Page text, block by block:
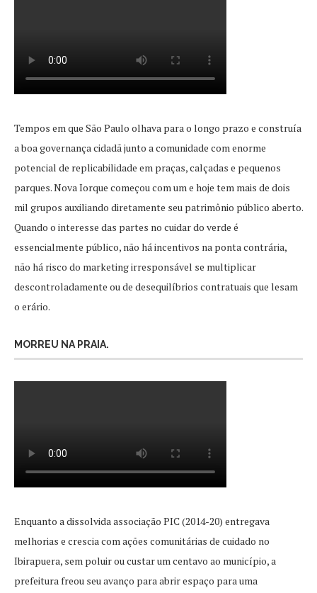
Tempos em que São Paulo olhava para o longo prazo e construía
a boa governança cidadã junto a comunidade com enorme
potencial de replicabilidade em praças, calçadas e pequenos
parques. Nova Iorque começou com um e hoje tem mais de dois
mil grupos auxiliando diretamente seu patrimônio público aberto.
Quando o interesse das partes no cuidar do verde é
essencialmente público, não há incentivos na ponta contrária,
não há risco do marketing irresponsável se multiplicar
descontroladamente ou de desequilíbrios contratuais que lesam
o erário.
MORREU NA PRAIA.
Enquanto a dissolvida associação PIC (2014-20) entregava
melhorias e crescia com ações comunitárias de cuidado no
Ibirapuera, sem poluir ou custar um centavo ao município, a
prefeitura freou seu avanço para abrir espaço para uma